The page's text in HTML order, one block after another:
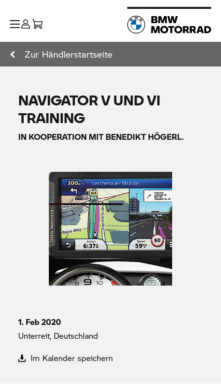
Zur Händlerstartseite
NAVIGATOR VUND VI
TRAINING
IN KOOPERATION MIT BENEDIKT HÖGERL.
1. Feb 2020
Unterreit, Deutschland
Im Kalender speichern